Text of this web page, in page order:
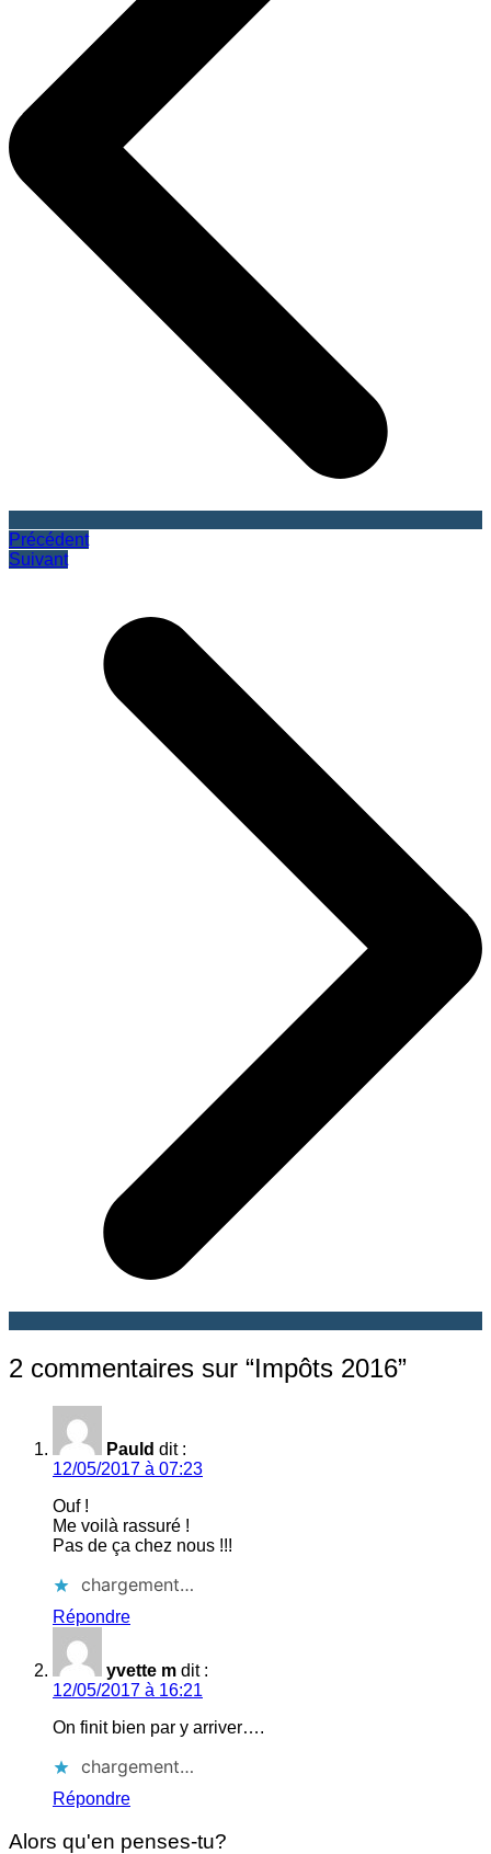
Précédent
Suivant
2 commentaires sur “Impôts 2016”
Pauld dit :
12/05/2017 à 07:23
Ouf !
Me voilà rassuré !
Pas de ça chez nous !!!
chargement…
Répondre
yvette m dit :
12/05/2017 à 16:21
On finit bien par y arriver….
chargement…
Répondre
Alors qu'en penses-tu?